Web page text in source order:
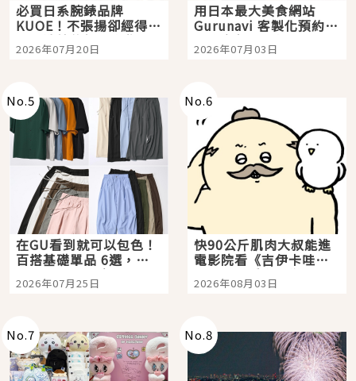
必買日系腕錶品牌
KUOE！不張揚卻經得起
時間洗鍊的經典之作五
選
2026年07月20日
用日本最大美食網站
Gurunavi 客製化預約九
大都市餐廳，打造專屬
美食體驗！
2026年07月03日
No.5
在GU看到就可以包色！
百搭基礎單品 6選，閉
眼全收也不心疼
2026年07月25日
No.6
快90公斤肌肉大叔能進
電影院看《吉伊卡哇》
嗎？日本重金屬樂團
「打首」會長與nagano
2026年08月03日
No.7 No.8